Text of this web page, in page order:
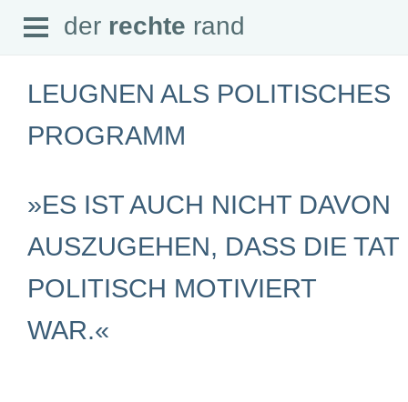
der rechte rand
Home
Suche
Magazin
Abonnement
Downloads
Datenschutz
Open
Menu
der rechte rand
LEUGNEN ALS POLITISCHES
PROGRAMM
»ES IST AUCH NICHT DAVON
AUSZUGEHEN, DASS DIE TAT
POLITISCH MOTIVIERT
WAR.«